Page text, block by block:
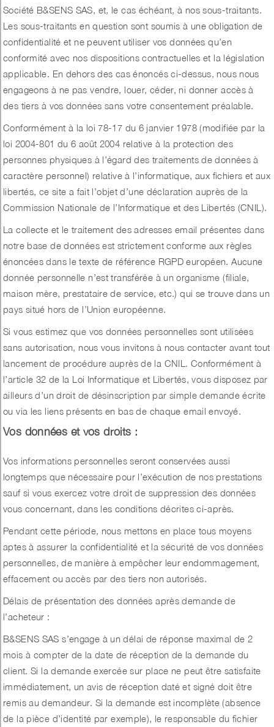
Société B&SENS SAS, et, le cas échéant, à nos sous-traitants.
Les sous-traitants en question sont soumis à une obligation de
confidentialité et ne peuvent utiliser vos données qu’en
conformité avec nos dispositions contractuelles et la législation
applicable. En dehors des cas énoncés ci-dessus, nous nous
engageons à ne pas vendre, louer, céder, ni donner accès à
des tiers à vos données sans votre consentement préalable.
Conformément à la loi 78-17 du 6 janvier 1978 (modifiée par la
loi 2004-801 du 6 août 2004 relative à la protection des
personnes physiques à l’égard des traitements de données à
caractère personnel) relative à l’informatique, aux fichiers et aux
libertés, ce site a fait l’objet d’une déclaration auprès de la
Commission Nationale de l’Informatique et des Libertés (CNIL).
La collecte et le traitement des adresses email présentes dans
notre base de données est strictement conforme aux règles
énoncées dans le texte de référence RGPD européen. Aucune
donnée personnelle n’est transférée à un organisme (filiale,
maison mère, prestataire de service, etc.) qui se trouve dans un
pays situé hors de l’Union européenne.
Si vous estimez que vos données personnelles sont utilisées
sans autorisation, nous vous invitons à nous contacter avant tout
lancement de procédure auprès de la CNIL. Conformément à
l’article 32 de la Loi Informatique et Libertés, vous disposez par
ailleurs d’un droit de désinscription par simple demande écrite
ou via les liens présents en bas de chaque email envoyé.
Vos données et vos droits :
Vos informations personnelles seront conservées aussi
longtemps que nécessaire pour l’exécution de nos prestations
sauf si vous exercez votre droit de suppression des données
vous concernant, dans les conditions décrites ci-après.
Pendant cette période, nous mettons en place tous moyens
aptes à assurer la confidentialité et la sécurité de vos données
personnelles, de manière à empêcher leur endommagement,
effacement ou accès par des tiers non autorisés.
Délais de présentation des données après demande de
l’acheteur :
B&SENS SAS s’engage à un délai de réponse maximal de 2
mois à compter de la date de réception de la demande du
client. Si la demande exercée sur place ne peut être satisfaite
immédiatement, un avis de réception daté et signé doit être
remis au demandeur. Si la demande est incomplète (absence
de la pièce d’identité par exemple), le responsable du fichier